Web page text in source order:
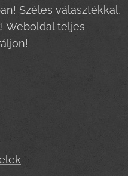
Széles választékkal,
Weboldal teljes